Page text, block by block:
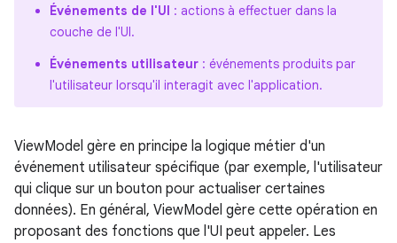
Événements de l'UI : actions à effectuer dans la
couche de l'UI.
Événements utilisateur : événements produits par
l'utilisateur lorsqu'il interagit avec l'application.
ViewModel gère en principe la logique métier d'un
événement utilisateur spécifique (par exemple, l'utilisateur
qui clique sur un bouton pour actualiser certaines
données). En général, ViewModel gère cette opération en
proposant des fonctions que l'UI peut appeler. Les